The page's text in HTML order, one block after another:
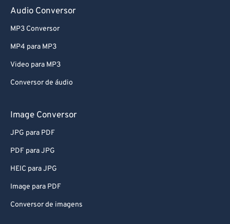
Audio Conversor
MP3 Conversor
MP4 para MP3
Video para MP3
Conversor de áudio
Image Conversor
JPG para PDF
PDF para JPG
HEIC para JPG
Image para PDF
Conversor de imagens